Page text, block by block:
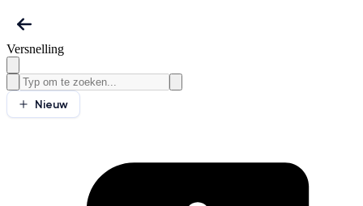
Versnelling
Nieuw